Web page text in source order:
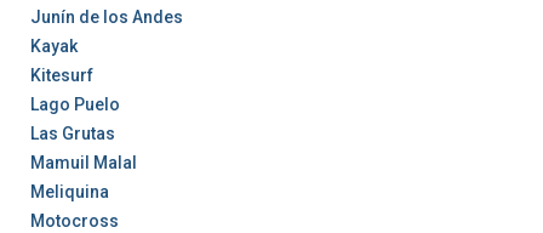
Junín de los Andes
Kayak
Kitesurf
Lago Puelo
Las Grutas
Mamuil Malal
Meliquina
Motocross